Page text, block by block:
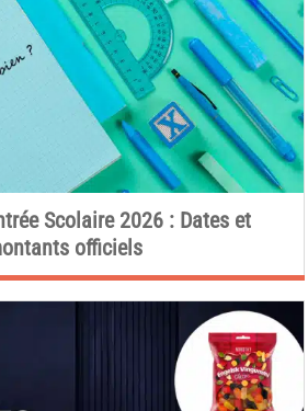
Scolaire 2026 : Dates et
officiels